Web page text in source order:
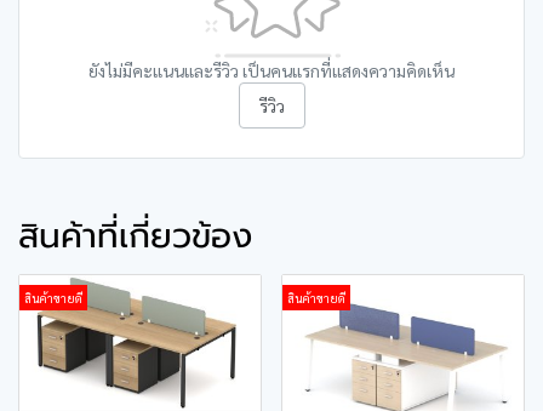
ยังไม่มีคะแนนและรีวิว เป็นคนแรกที่แสดงความคิดเห็น
รีวิว
สินค้าที่เกี่ยวข้อง
สินค้าขายดี สินค้าขายดี